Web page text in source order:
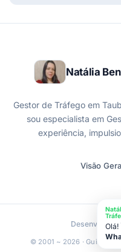
Natália
Gestor de Tráfego em
sou especialista em
experiência,
Visão
Desenvolvido
© 2001 ~ 2026 · Guia
Olá!